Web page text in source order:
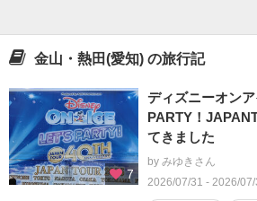
金山・熱田(愛知) の旅行記
7
ディズニーオン
PARTY！
てきました
by みゆきさん
2026/07/31 - 2026/07/